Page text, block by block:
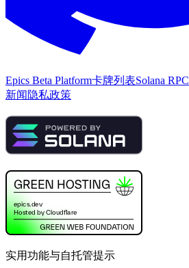
Epics Beta Platform卡牌列表Solana RPC
新闻 隐私政策
实用功能与自托管提示